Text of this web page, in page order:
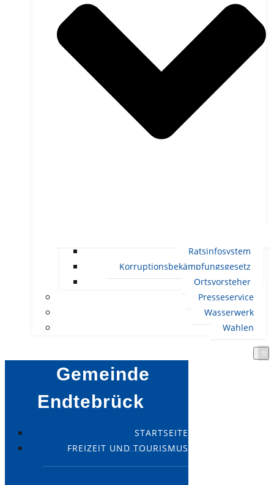
Ratsinfosystem
Korruptionsbekämpfungsgesetz
Ortsvorsteher
Presseservice
Wasserwerk
Wahlen
Gemeinde
Endtebrück
STARTSEITE
FREIZEIT UND TOURISMUS